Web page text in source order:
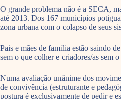
O grande problema não é a SECA,
até 2013. Dos 167 municípios
zona urbana com o colapso de seus
Pais e mães de família estão saindo
sem o que colher e criadores/as sem
Numa avaliação unânime dos
de convivência (estruturante e
postura é exclusivamente de pedir e